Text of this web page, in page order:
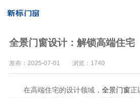
全景门窗设计：解锁高端住宅
发布：2025-07-01 浏览：1740
在高端住宅的设计领域， 全景门窗正